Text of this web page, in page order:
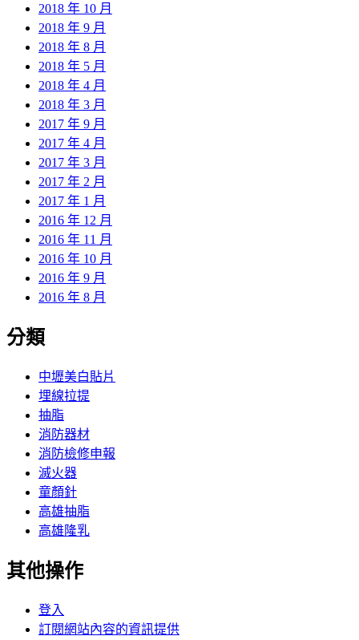
2018 年 10 月
2018 年 9 月
2018 年 8 月
2018 年 5 月
2018 年 4 月
2018 年 3 月
2017 年 9 月
2017 年 4 月
2017 年 3 月
2017 年 2 月
2017 年 1 月
2016 年 12 月
2016 年 11 月
2016 年 10 月
2016 年 9 月
2016 年 8 月
分類
中壢美白貼片
埋線拉提
抽脂
消防器材
消防檢修申報
滅火器
童顏針
高雄抽脂
高雄隆乳
其他操作
登入
訂閱網站內容的資訊提供